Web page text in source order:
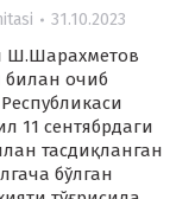
31.10.2023
Ш.Шарахметов
очиб
11 сентябрдаги
тасдиқланган
бўлган